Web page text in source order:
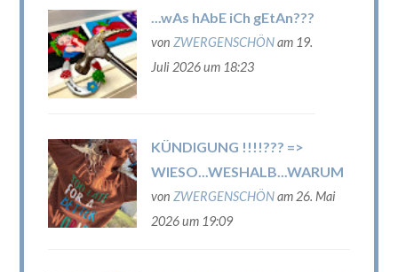
...wAs hAbE iCh gEtAn???
von ZWERGENSCHÖNam 19.
Juli 2026 um 18:23
KÜNDIGUNG !!!!??? =>
WIESO...WESHALB...WARUM
von ZWERGENSCHÖNam 26. Mai
2026 um 19:09